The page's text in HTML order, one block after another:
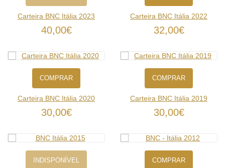
Carteira BNC Itália 2023
40,00€
Carteira BNC Itália 2022
32,00€
COMPRAR
Carteira BNC Itália 2020
30,00€
COMPRAR
Carteira BNC Itália 2019
30,00€
INDISPONÍVEL COMPRAR